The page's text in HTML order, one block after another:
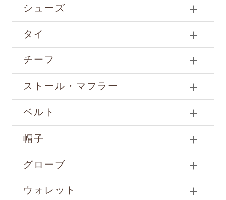
シューズ
タイ
チーフ
ストール・マフラー
ベルト
帽子
グローブ
ウォレット